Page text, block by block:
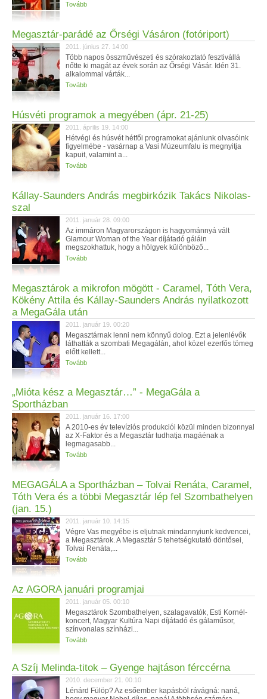
Tovább
Megasztár-parádé az Őrségi Vásáron (fotóriport)
2011. június 27. 14:00
Több napos összművészeti és szórakoztató fesztivállá
nőtte ki magát az évek során az Őrségi Vásár. Idén 31.
alkalommal várták...
Tovább
Húsvéti programok a megyében (ápr. 21-25)
2011. április 19. 14:00
Hétvégi és húsvét hétfői programokat ajánlunk olvasóink
figyelmébe - vasárnap a Vasi Múzeumfalu is megnyitja
kapuit, valamint a...
Tovább
Kállay-Saunders András megbirkózik Takács Nikolas-
szal
2011. január 28. 09:00
Az immáron Magyarországon is hagyománnyá vált
Glamour Woman of the Year díjátadó gáláin
megszokhattuk, hogy a hölgyek különböző...
Tovább
Megasztárok a mikrofon mögött - Caramel, Tóth Vera,
Kökény Attila és Kállay-Saunders András nyilatkozott
a MegaGála után
2011. január 19. 00:20
Megasztárnak lenni nem könnyű dolog. Ezt a jelenlévők
láthatták a szombati Megagálán, ahol közel ezerfős tömeg
előtt kellett...
Tovább
„Mióta kész a Megasztár…” - MegaGála a
Sportházban
2011. január 16. 17:00
A 2010-es év televíziós produkciói közül minden bizonnyal
az X-Faktor és a Megasztár tudhatja magáénak a
legmagasabb...
Tovább
MEGAGÁLA a Sportházban – Tolvai Renáta, Caramel,
Tóth Vera és a többi Megasztár lép fel Szombathelyen
(jan. 15.)
2011. január 10. 14:15
Végre Vas megyébe is eljutnak mindannyiunk kedvencei,
a Megasztárok. A Megasztár 5 tehetségkutató döntősei,
Tolvai Renáta,...
Tovább
Az AGORA januári programjai
2011. január 05. 00:10
Megasztárok Szombathelyen, szalagavatók, Esti Kornél-
koncert, Magyar Kultúra Napi díjátadó és gálaműsor,
színvonalas színházi...
Tovább
A Szíj Melinda-titok – Gyenge hajtáson férccérna
2010. december 21. 00:10
Lénárd Fülöp? Az esőember kapásból rávágná: naná,